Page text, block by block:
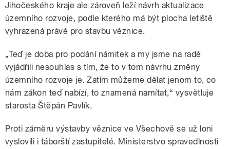
Jihočeského kraje ale zároveň leží návrh aktualizace
územního rozvoje, podle kterého má být plocha letiště
vyhrazená právě pro stavbu věznice.
„Teď je doba pro podání námitek a my jsme na radě
vyjádřili nesouhlas s tím, že to v tom návrhu změny
územního rozvoje je. Zatím můžeme dělat jenom to, co
nám zákon teď nabízí, to znamená namítat,“ vysvětluje
starosta Štěpán Pavlík.
Proti záměru výstavby věznice ve Všechově se už loni
vyslovili i táborští zastupitelé. Ministerstvo spravedlnosti